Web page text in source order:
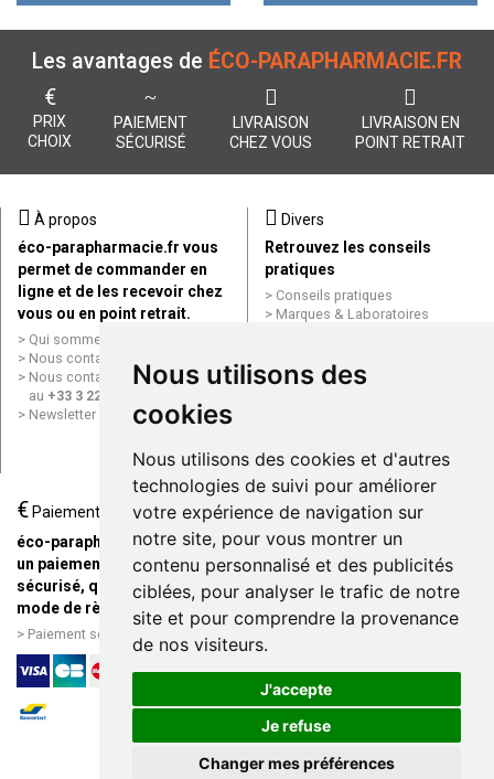
Nous utilisons des
cookies
Nous utilisons des cookies et d'autres
technologies de suivi pour améliorer
votre expérience de navigation sur
notre site, pour vous montrer un
contenu personnalisé et des publicités
ciblées, pour analyser le trafic de notre
site et pour comprendre la provenance
de nos visiteurs.
J'accepte
Je refuse
Changer mes préférences
Les avantages de ÉCO-PARAPHARMACIE.FR
€
PRIX
CHOIX
PAIEMENT
SÉCURISÉ
LIVRAISON
CHEZ VOUS
LIVRAISON EN
POINT RETRAIT
À propos
éco-parapharmacie.fr vous
permet de commander en
ligne et de les recevoir chez
vous ou en point retrait.
Qui sommes nous ?
Nous contacter par e-mail
Nous contacter par téléphone
au +33 3 22 71 64 10
Newsletter
Divers
Retrouvez les conseils
pratiques
Conseils pratiques
Marques & Laboratoires
Mentions légales
Données personnelles
ligne
€ Paiement
éco-parapharmacie.fr offre
un paiement entièrement
sécurisé, quel que soit le
mode de règlement
Paiement sécurisé et simple
Livraison / Point retrait
Commandez en ligne et
recevez votre commande
rapidement chez vous ou en
point retrait
Livraison chez vous ou en